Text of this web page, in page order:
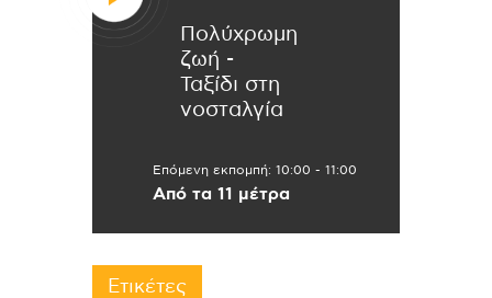
Πολύχρωμη
ζωή -
Ταξίδι στη
νοσταλγία
Επόμενη εκπομπή: 10:00 - 11:00
Από τα 11 μέτρα
Ετικέτες